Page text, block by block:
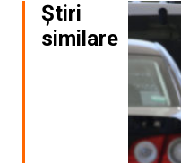
Știri
similare